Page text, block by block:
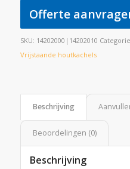
Offerte
SKU: 14202000|14202010
Vrijstaande houtkachels
Beschrijving
Beoordelingen (0)
Beschrijving